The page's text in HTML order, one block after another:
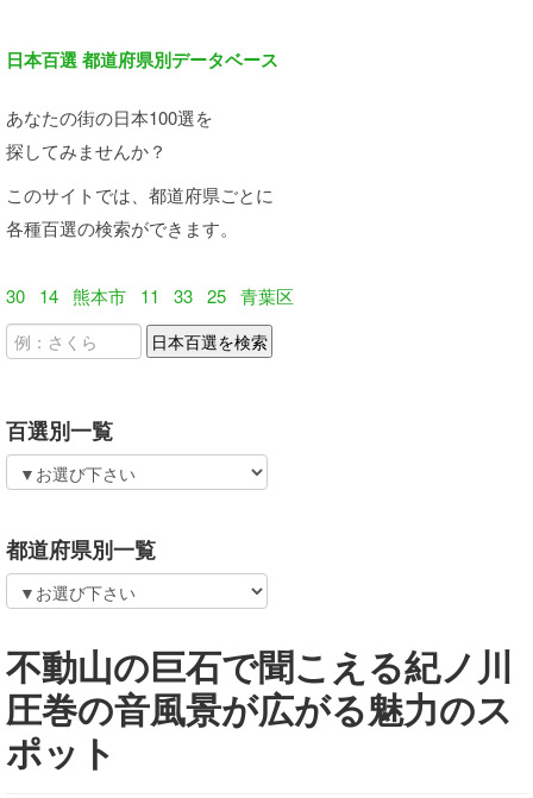
日本百選 都道府県別データベース
あなたの街の日本100選を
探してみませんか？
このサイトでは、都道府県ごとに
各種百選の検索ができます。
30 14 熊本市 11 33 25 青葉区
百選別一覧
都道府県別一覧
不動山の巨石で聞こえる紀ノ川
圧巻の音風景が広がる魅力のス
ポット